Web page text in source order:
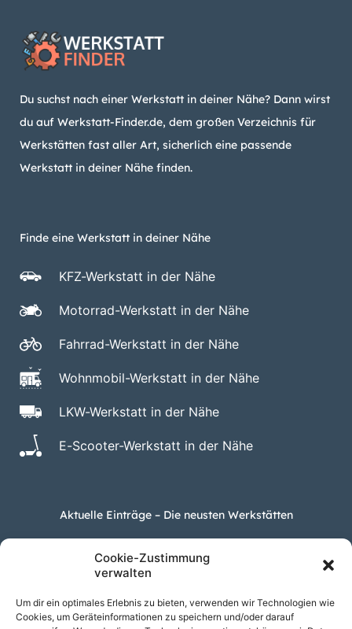
Cookie-Zustimmung
verwalten
Um dir ein optimales Erlebnis zu bieten, verwenden wir Technologien wie
Cookies, um Geräteinformationen zu speichern und/oder darauf
Du suchst nach einer Werkstatt in deiner Nähe? Dann wirst
du auf Werkstatt-Finder.de, dem großen Verzeichnis für
Werkstätten fast aller Art, sicherlich eine passende
Werkstatt in deiner Nähe finden.
Finde eine Werkstatt in deiner Nähe
KFZ-Werkstatt in der Nähe
Motorrad-Werkstatt in der Nähe
Fahrrad-Werkstatt in der Nähe
Wohnmobil-Werkstatt in der Nähe
LKW-Werkstatt in der Nähe
E-Scooter-Werkstatt in der Nähe
Aktuelle Einträge – Die neusten Werkstätten
AUTOtec KFZ-Meisterbetrieb in Paderborn
KFZ Andreas Ossenbrink – Werkstatt in Paderborn